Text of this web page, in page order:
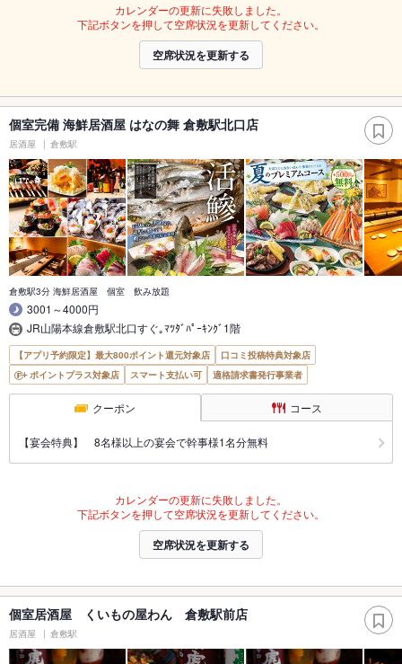
カレンダーの更新に失敗しました。
下記ボタンを押して空席状況を更新してください。
空席状況を更新する
個室完備 海鮮居酒屋 はなの舞 倉敷駅北口店
居酒屋 倉敷駅
倉敷駅3分 海鮮居酒屋 個室 飲み放題
3001～4000円
JR山陽本線倉敷駅北口すぐ｡ﾏﾂﾀﾞﾊﾟｰｷﾝｸﾞ1階
【アプリ予約限定】最大800ポイント還元対象店
口コミ投稿特典対象店
ポイントプラス対象店
スマート支払い可 適格請求書発行事業者
クーポン コース
【宴会特典】 8名様以上の宴会で幹事様1名分無料
カレンダーの更新に失敗しました。
下記ボタンを押して空席状況を更新してください。
空席状況を更新する
個室居酒屋 くいもの屋わん 倉敷駅前店
居酒屋 倉敷駅